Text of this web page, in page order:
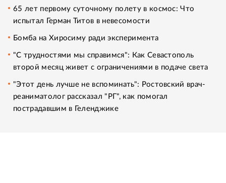
65 лет первому суточному полету в космос: Что
испытал Герман Титов в невесомости
Бомба на Хиросиму ради эксперимента
"С трудностями мы справимся": Как Севастополь
второй месяц живет с ограничениями в подаче света
"Этот день лучше не вспоминать": Ростовский врач-
реаниматолог рассказал "РГ", как помогал
пострадавшим в Геленджике